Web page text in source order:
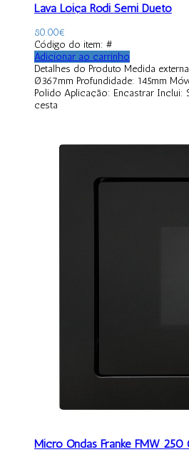
Lava Loiça Rodi Semi Dueto
80.00€
Código do item: #
Adicionar ao carrinho
Detalhes do Produto Medida
Ø367mm Profundidade: 145mm
Polido Aplicação: Encastrar Inclui:
cesta
Micro Ondas Franke FMW 250